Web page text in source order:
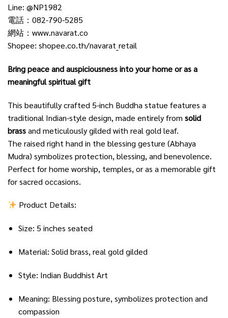
Line: @NP1982
電話：082-790-5285
網站： www.navarat.co
Shopee: shopee.co.th/navarat_retail
Bring peace and auspiciousness into your home or as a
meaningful spiritual gift
This beautifully crafted 5-inch Buddha statue features a
traditional Indian-style design, made entirely from solid
brassand meticulously gilded with real gold leaf.
The raised right hand in the blessing gesture (Abhaya
Mudra) symbolizes protection, blessing, and benevolence.
Perfect for home worship, temples, or as a memorable gift
for sacred occasions.
Product Details:
Size: 5 inches seated
Material: Solid brass, real gold gilded
Style: Indian Buddhist Art
Meaning: Blessing posture, symbolizes protection and
compassion